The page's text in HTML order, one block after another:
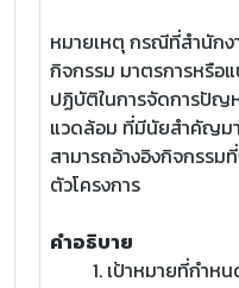
หมายเหตุ กรณีที่สำนักง
กิจกรรม มาตรการหรือ
ปฏิบัติในการจัดการปัญ
แวดล้อม ที่มีนัยสำคัญม
สามารถอ้างอิงกิจกรรม
ตัวโครงการ
คำอธิบาย
1. เป้าหมายที่กำหน